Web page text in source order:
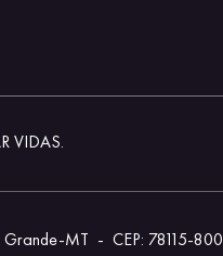
VIDAS.
Grande-MT - CEP: 78115-800